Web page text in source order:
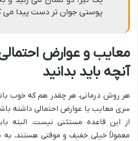
پوستی جوان تر دست پیدا می
آنچه باید بدانید
هر روش درمانی، هر چقدر هم که خوب
معمولاً خیلی خفیف و موقتی هستند،